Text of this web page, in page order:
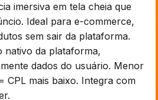
imersiva em tela cheia que
Ideal para e-commerce,
sem sair da plataforma.
nativo da plataforma,
dados do usuário. Menor
CPL mais baixo. Integra com